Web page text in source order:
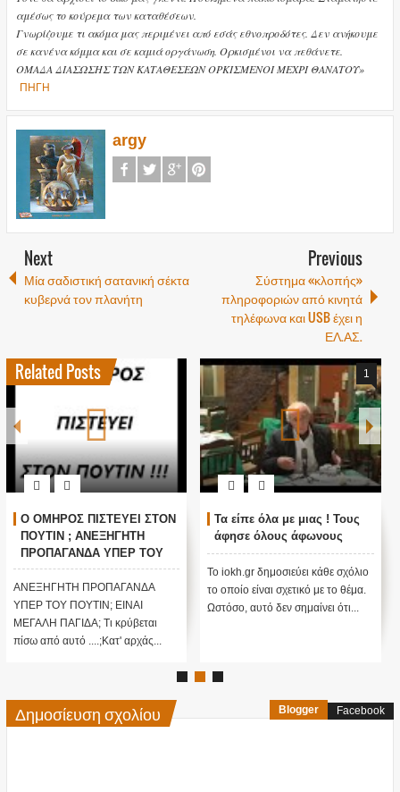
αμέσως το κούρεμα των καταθέσεων.
Γνωρίζουμε τι ακόμα μας περιμένει από εσάς εθνοπροδότες. Δεν ανήκουμε
σε κανένα κόμμα και σε καμιά οργάνωση. Ορκισμένοι να πεθάνετε.
ΟΜΑΔΑ ΔΙΑΣΩΣΗΣ ΤΩΝ ΚΑΤΑΘΕΣΕΩΝ ΟΡΚΙΣΜΕΝΟΙ ΜΕΧΡΙ ΘΑΝΑΤΟΥ»
ΠΗΓΗ
argy
Next
Μία σαδιστική σατανική σέκτα
κυβερνά τον πλανήτη
Previous
Σύστημα «κλοπής»
πληροφοριών από κινητά
τηλέφωνα και USB έχει η
ΕΛ.ΑΣ.
Related Posts
Ο ΟΜΗΡΟΣ ΠΙΣΤΕΥΕΙ ΣΤΟΝ
ΠΟΥΤΙΝ ; ΑΝΕΞΗΓΗΤΗ
ΠΡΟΠΑΓΑΝΔΑ ΥΠΕΡ ΤΟΥ
ΠΟΥΤΙΝ;
ΑΝΕΞΗΓΗΤΗ ΠΡΟΠΑΓΑΝΔΑ
ΥΠΕΡ ΤΟΥ ΠΟΥΤΙΝ; ΕΙΝΑΙ
ΜΕΓΑΛΗ ΠΑΓΙΔΑ; Τι κρύβεται
πίσω από αυτό ....;Κατ' αρχάς...
1
Τα είπε όλα με μιας ! Τους
άφησε όλους άφωνους
Το iokh.gr δημοσιεύει κάθε σχόλιο
το οποίο είναι σχετικό με το θέμα.
Ωστόσο, αυτό δεν σημαίνει ότι...
Δημοσίευση σχολίου Blogger Facebook